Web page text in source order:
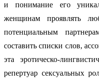
и понимание его
женщинам проявлять
потенциальным
составить списки слов,
эта эротическо-
репертуар сексуальных